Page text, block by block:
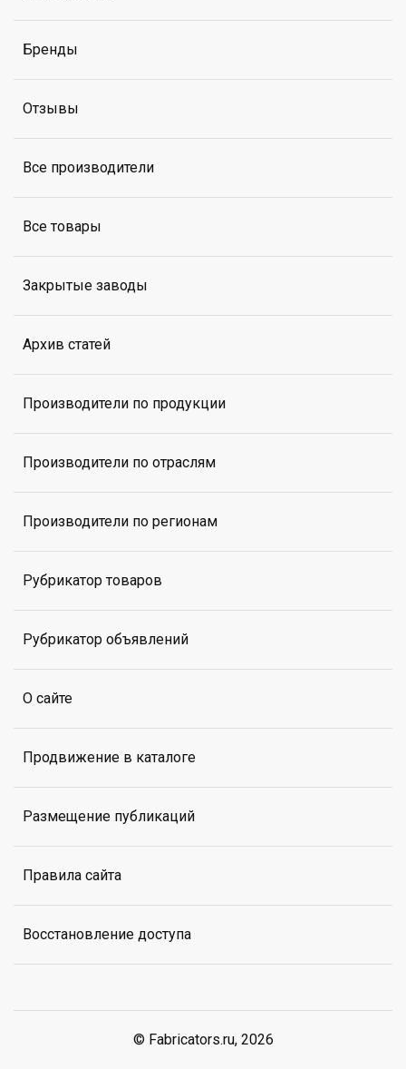
Бренды
Отзывы
Все производители
Все товары
Закрытые заводы
Архив статей
Производители по продукции
Производители по отраслям
Производители по регионам
Рубрикатор товаров
Рубрикатор объявлений
О сайте
Продвижение в каталоге
Размещение публикаций
Правила сайта
Восстановление доступа
© Fabricators.ru, 2026